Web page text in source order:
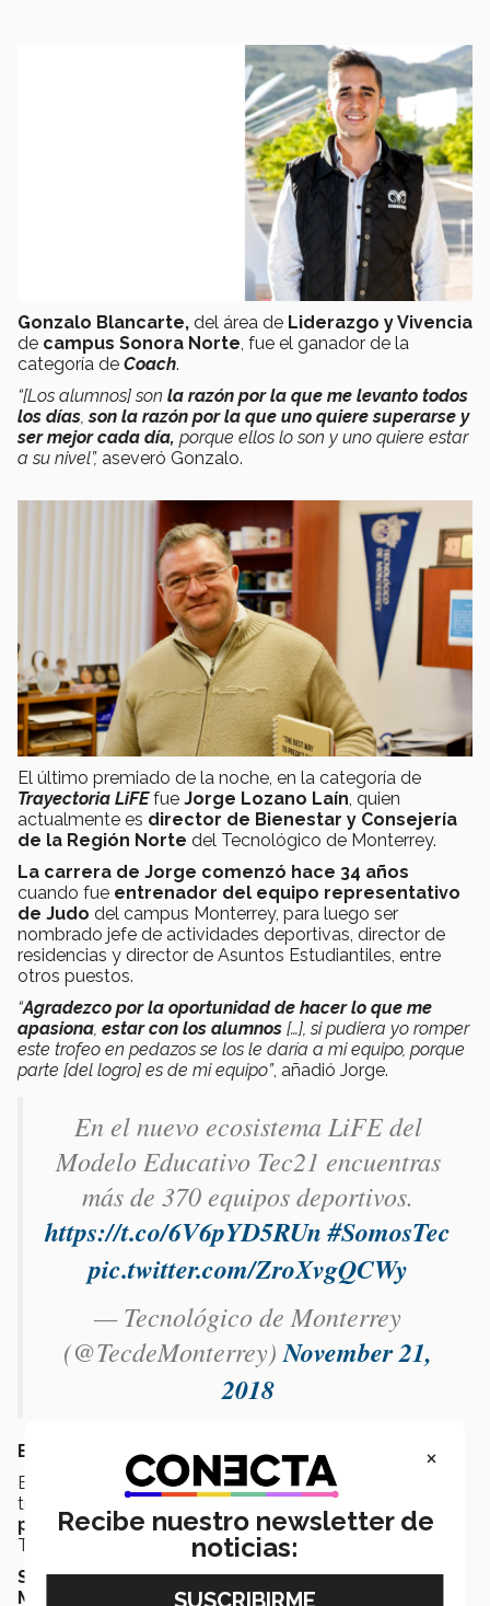
Gonzalo Blancarte, del área de Liderazgo y Vivencia
de campus Sonora Norte , fue el ganador de la
categoría de Coach.
“[Los alumnos] son la razón por la que me levanto todos
los días ,son la razón por la que uno quiere superarse y
ser mejor cada día, porque ellos lo son y uno quiere estar
a su nivel”, aseveró Gonzalo.
El último premiado de la noche, en la categoría de
Trayectoria LiFEfue Jorge Lozano Laín , quien
actualmente es director de Bienestar y Consejería
de la Región Norte del Tecnológico de Monterrey.
La carrera de Jorge comenzó hace 34 años
cuando fue entrenador del equipo representativo
de Judo del campus Monterrey, para luego ser
nombrado jefe de actividades deportivas, director de
residencias y director de Asuntos Estudiantiles, entre
otros puestos.
“Agradezco por la oportunidad de hacer lo que me
apasiona estar con los alumnos […], si pudiera yo romper
este trofeo en pedazos se los le daría a mi equipo, porque
parte [del logro] es de mi equipo”, añadió Jorge.
En el nuevo ecosistema LiFE del
Modelo Educativo Tec21 encuentras
más de 370 equipos deportivos.
https://t.co/6V6pYD5RUn #SomosTec
pic.twitter.com/ZroXvgQCWy
— Tecnológico de Monterrey
(@TecdeMonterrey) November 21,
2018
EL PREMIO
Este premio reconoce a losformadores LiFE
trayectoria en elimpulso de una vida plena
potencializacióndelliderazgode los alumnos del
Tec.
Salvador Alva, presidente del Tecnológico de
Monterrey,
dirigió unas palabras a los asistentes y
×
Recibe nuestro newsletter de
noticias: